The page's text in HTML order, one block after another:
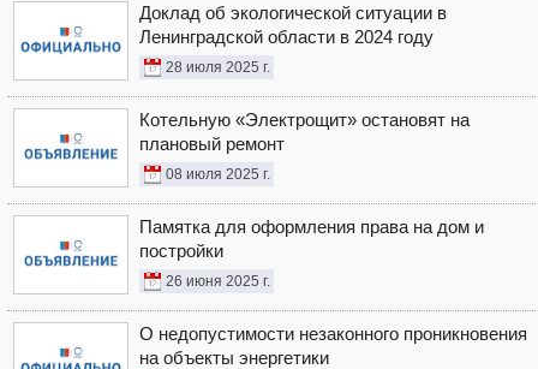
Доклад об экологической ситуации в
Ленинградской области в 2024 году
28 июля 2025 г.
Котельную «Электрощит» остановят на
плановый ремонт
08 июля 2025 г.
Памятка для оформления права на дом и
постройки
26 июня 2025 г.
О недопустимости незаконного проникновения
на объекты энергетики